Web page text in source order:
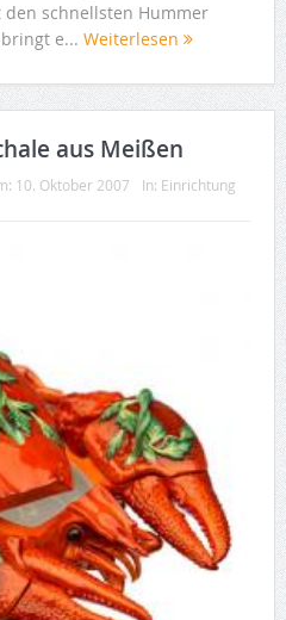
den schnellsten Hummer
e... Weiterlesen
aus Meißen
10. Oktober 2007 In: Einrichtung